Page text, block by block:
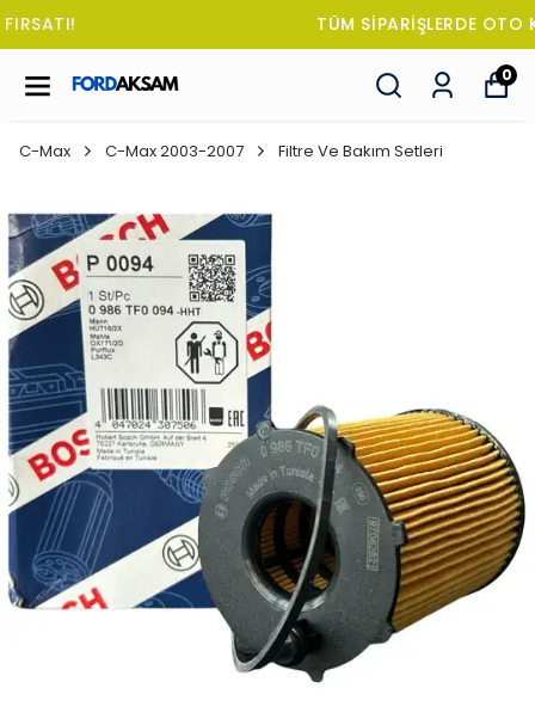
TÜM SİPARİŞLERDE OTO KOKUSU HEDİYE!
0
C-Max C-Max 2003-2007 Filtre Ve Bakım Setleri